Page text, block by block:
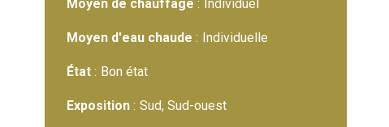
Moyen de chauffage Individuel
Moyen d'eau chaude Individuelle
État Bon état
Exposition Sud, Sud-ouest